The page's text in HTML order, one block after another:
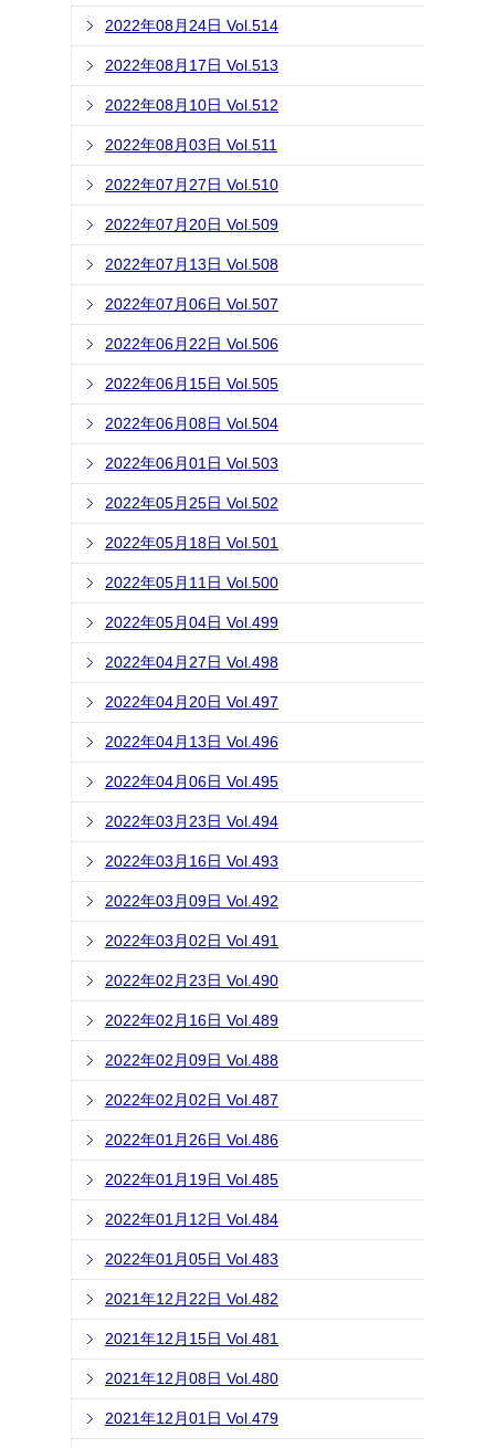
2022年08月24日 Vol.514
2022年08月17日 Vol.513
2022年08月10日 Vol.512
2022年08月03日 Vol.511
2022年07月27日 Vol.510
2022年07月20日 Vol.509
2022年07月13日 Vol.508
2022年07月06日 Vol.507
2022年06月22日 Vol.506
2022年06月15日 Vol.505
2022年06月08日 Vol.504
2022年06月01日 Vol.503
2022年05月25日 Vol.502
2022年05月18日 Vol.501
2022年05月11日 Vol.500
2022年05月04日 Vol.499
2022年04月27日 Vol.498
2022年04月20日 Vol.497
2022年04月13日 Vol.496
2022年04月06日 Vol.495
2022年03月23日 Vol.494
2022年03月16日 Vol.493
2022年03月09日 Vol.492
2022年03月02日 Vol.491
2022年02月23日 Vol.490
2022年02月16日 Vol.489
2022年02月09日 Vol.488
2022年02月02日 Vol.487
2022年01月26日 Vol.486
2022年01月19日 Vol.485
2022年01月12日 Vol.484
2022年01月05日 Vol.483
2021年12月22日 Vol.482
2021年12月15日 Vol.481
2021年12月08日 Vol.480
2021年12月01日 Vol.479